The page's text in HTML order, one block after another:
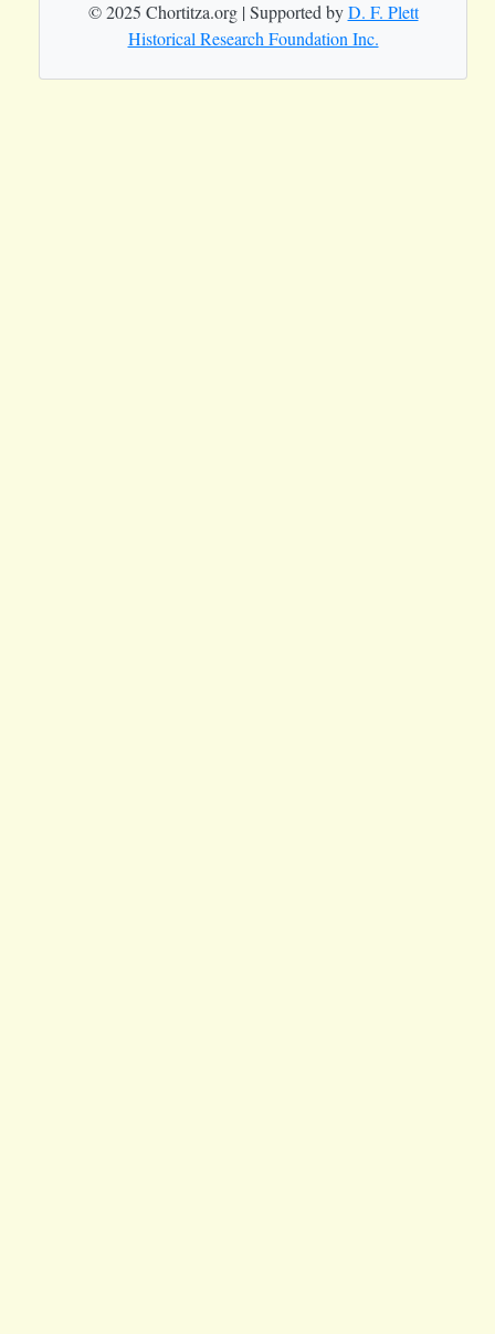
© 2025 Chortitza.org | Supported byD. F. Plett
Historical Research Foundation Inc.